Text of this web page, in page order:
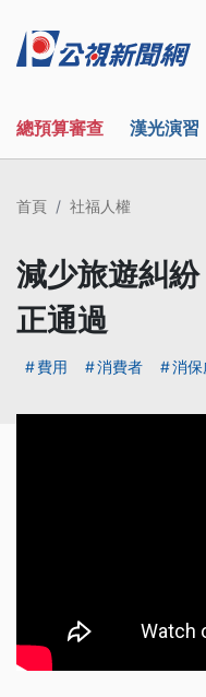
總預算審查 漢光演習
首頁 社福人權
減少旅遊糾
正通過
費用 消費者 消保